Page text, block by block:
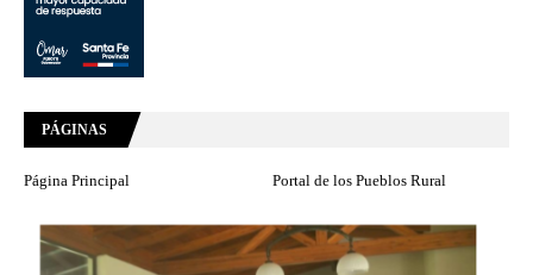
PÁGINAS
Página Principal Portal de los Pueblos Rural